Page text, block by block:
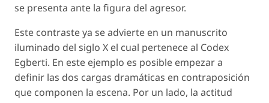
se presenta ante la figura del agresor.
Este contraste ya se advierte en un manuscrito
iluminado del siglo X el cual pertenece al Codex
Egberti. En este ejemplo es posible empezar a
definir las dos cargas dramáticas en contraposición
que componen la escena. Por un lado, la actitud